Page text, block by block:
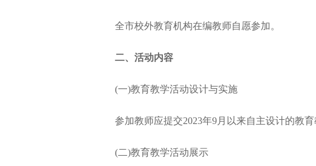
全市校外教育机构在编教师自愿参加。
二、活动内容
(一)教育教学活动设计与实施
参加教师应提交2023年9月以来自主设计的教育
(二)教育教学活动展示